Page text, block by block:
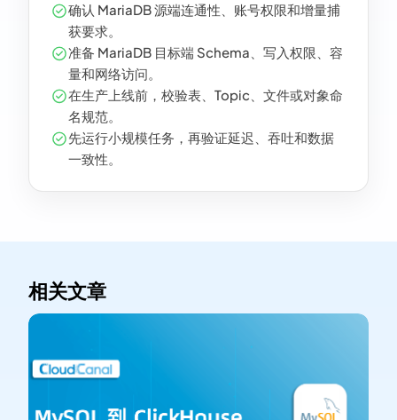
确认 MariaDB 源端连通性、账号权限和增量捕
获要求。
准备 MariaDB 目标端 Schema、写入权限、容
量和网络访问。
在生产上线前，校验表、Topic、文件或对象命
名规范。
先运行小规模任务，再验证延迟、吞吐和数据
一致性。
相关文章